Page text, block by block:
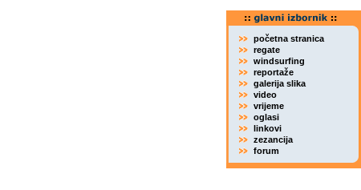
početna stranica
regate
windsurfing
reportaže
galerija slika
video
vrijeme
oglasi
linkovi
zezancija
forum